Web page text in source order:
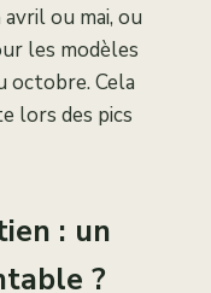
ou mai, ou
les modèles
octobre. Cela
lors des pics
: un
?